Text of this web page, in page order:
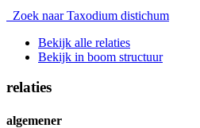
Zoek naar Taxodium distichum
Bekijk alle relaties
Bekijk in boom structuur
relaties
algemener